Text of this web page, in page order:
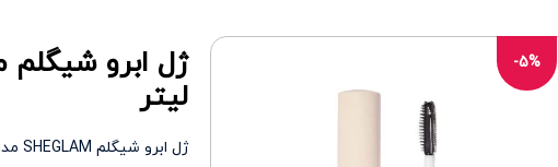
-5%
لیتر
ژل ابرو شیگلم SHEGLAM مدل Set me up حجم 7 میلی لیتر